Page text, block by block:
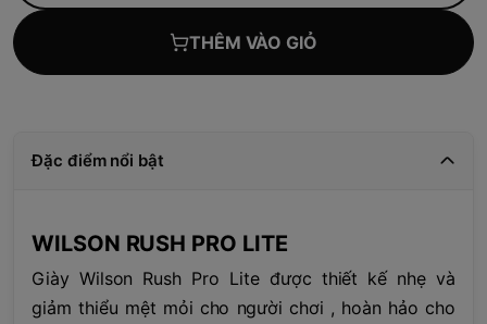
THÊM VÀO GIỎ
Đặc điểm nổi bật
WILSON RUSH PRO LITE
Giày Wilson Rush Pro Lite được thiết kế nhẹ và
giảm thiểu mệt mỏi cho người chơi , hoàn hảo cho